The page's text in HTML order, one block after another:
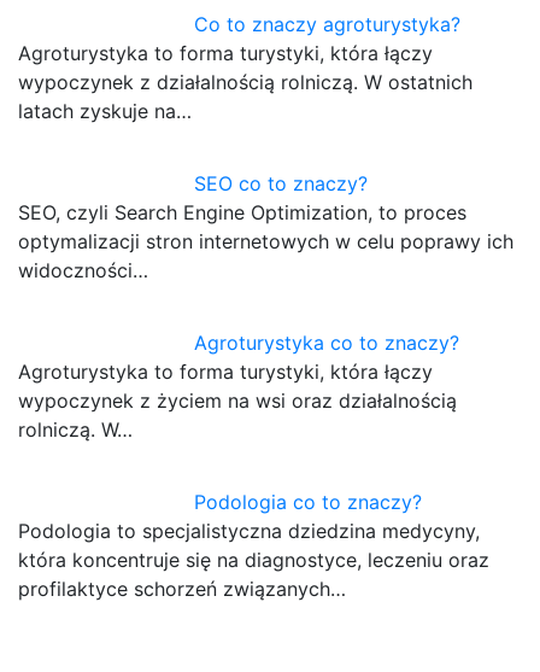
Co to znaczy agroturystyka?
Agroturystyka to forma turystyki, która łączy
wypoczynek z działalnością rolniczą. W ostatnich
latach zyskuje na…
SEO co to znaczy?
SEO, czyli Search Engine Optimization, to proces
optymalizacji stron internetowych w celu poprawy ich
widoczności…
Agroturystyka co to znaczy?
Agroturystyka to forma turystyki, która łączy
wypoczynek z życiem na wsi oraz działalnością
rolniczą. W…
Podologia co to znaczy?
Podologia to specjalistyczna dziedzina medycyny,
która koncentruje się na diagnostyce, leczeniu oraz
profilaktyce schorzeń związanych…